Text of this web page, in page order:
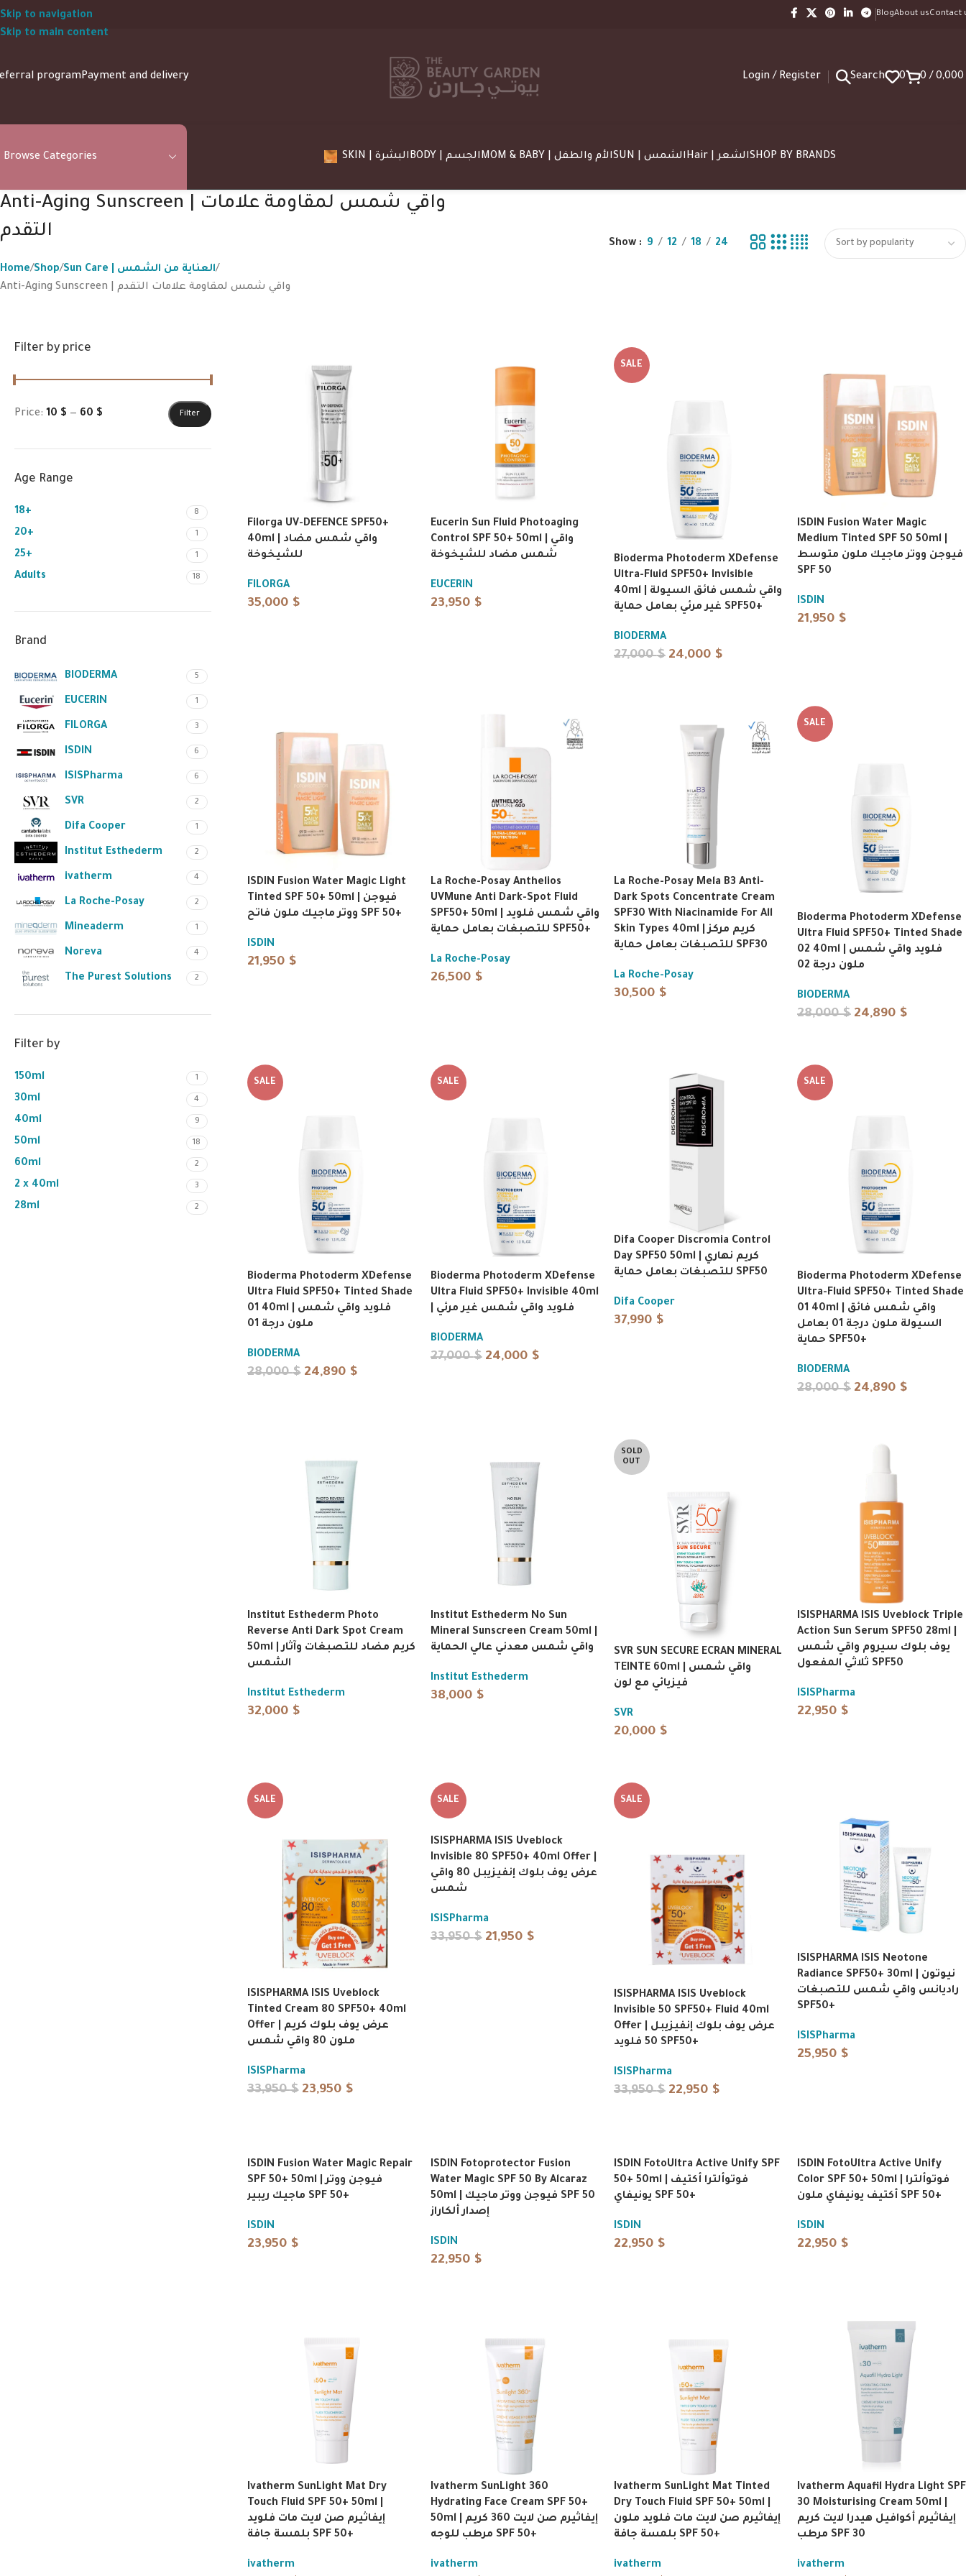
Skip to navigation
Skip to main content
BlogAbout usContact
programPayment and delivery Login / Register Search 0 0/ 0,000
Browse Categories SKIN | البشرة BODY | الجسم MOM & BABY | الأم والطفل SUN | الشمس Hair | الشعرSHOP BY BRANDS
Anti-Aging Sunscreen | واقي شمس لمقاومة علامات
التقدم
Home Shop
Sun Care | العناية من الشمس
Anti-Aging Sunscreen | واقي شمس لمقاومة علامات التقدم
Show 9 12 18 24
Filter by price
Filter
Price: 10 $ — 60 $
Age Range
18+ 8
20+ 1
25+ 1
Adults 18
Brand
BIODERMA 5
EUCERIN 1
FILORGA 3
ISDIN 6
ISISPharma 6
SVR 2
Difa Cooper 1
Institut Esthederm 2
ivatherm 4
La Roche-Posay 2
Mineaderm 1
Noreva 4
The Purest Solutions 2
Filter by
150ml 1
30ml 4
40ml 9
50ml 18
60ml 2
2 x 40ml 3
28ml 2
Filorga UV-DEFENCE SPF50+
40ml | واقي شمس مضاد
للشيخوخة
FILORGA
35,000 $
Eucerin Sun Fluid Photoaging
Control SPF 50+ 50ml | واقي
شمس مضاد للشيخوخة
EUCERIN
23,950 $
SALE
Bioderma Photoderm XDefense
Ultra-Fluid SPF50+ Invisible
40ml | واقي شمس فائق السيولة
غير مرئي بعامل حماية SPF50+
BIODERMA
27,000$ 24,000 $
ISDIN Fusion Water Magic
Medium Tinted SPF 50 50ml |
فيوجن ووتر ماجيك ملون متوسط
SPF 50
ISDIN
21,950 $
ISDIN Fusion Water Magic Light
Tinted SPF 50+ 50ml | فيوجن
ووتر ماجيك ملون فاتح SPF 50+
ISDIN
21,950 $
La Roche-Posay Anthelios
UVMune Anti Dark-Spot Fluid
SPF50+ 50ml | واقي شمس فلويد
للتصبغات بعامل حماية SPF50+
La Roche-Posay
26,500 $
La Roche-Posay Mela B3 Anti-
Dark Spots Concentrate Cream
SPF30 With Niacinamide For All
Skin Types 40ml | كريم مركز
للتصبغات بعامل حماية SPF30
La Roche-Posay
30,500 $
SALE
Bioderma Photoderm XDefense
Ultra Fluid SPF50+ Tinted Shade
02 40ml | فلويد واقي شمس
ملون درجة 02
BIODERMA
28,000$ 24,890 $
SALE
Bioderma Photoderm XDefense
Ultra Fluid SPF50+ Tinted Shade
01 40ml | فلويد واقي شمس
ملون درجة 01
BIODERMA
28,000$ 24,890 $
SALE
Bioderma Photoderm XDefense
Ultra Fluid SPF50+ Invisible 40ml
| فلويد واقي شمس غير مرئي
BIODERMA
27,000$ 24,000 $
Difa Cooper Discromia Control
Day SPF50 50ml | كريم نهاري
للتصبغات بعامل حماية SPF50
Difa Cooper
37,990 $
SALE
Bioderma Photoderm XDefense
Ultra-Fluid SPF50+ Tinted Shade
01 40ml | واقي شمس فائق
السيولة ملون درجة 01 بعامل
حماية SPF50+
BIODERMA
28,000$ 24,890 $
Institut Esthederm Photo
Reverse Anti Dark Spot Cream
50ml | كريم مضاد للتصبغات وآثار
الشمس
Institut Esthederm
32,000 $
Institut Esthederm No Sun
Mineral Sunscreen Cream 50ml |
واقي شمس معدني عالي الحماية
Institut Esthederm
38,000 $
SOLD
OUT
SVR SUN SECURE ECRAN MINERAL
TEINTE 60ml | واقي شمس
فيزيائي مع لون
SVR
20,000 $
ISISPHARMA ISIS Uveblock Triple
Action Sun Serum SPF50 28ml |
يوف بلوك سيروم واقي شمس
ثلاثي المفعول SPF50
ISISPharma
22,950 $
SALE
ISISPHARMA ISIS Uveblock
Tinted Cream 80 SPF50+ 40ml
Offer | عرض يوف بلوك كريم
ملون 80 واقي شمس
ISISPharma
33,950$ 23,950 $
SALE
ISISPHARMA ISIS Uveblock
Invisible 80 SPF50+ 40ml Offer |
عرض يوف بلوك إنفيزيبل 80 واقي
شمس
ISISPharma
33,950$ 21,950 $
SALE
ISISPHARMA ISIS Uveblock
Invisible 50 SPF50+ Fluid 40ml
Offer | عرض يوف بلوك إنفيزيبل
50 فلويد SPF50+
ISISPharma
33,950$ 22,950 $
ISISPHARMA ISIS Neotone
Radiance SPF50+ 30ml | نيوتون
راديانس واقي شمس للتصبغات
SPF50+
ISISPharma
25,950 $
ISDIN Fusion Water Magic Repair
SPF 50+ 50ml | فيوجن ووتر
ماجيك ريبير SPF 50+
ISDIN
23,950 $
ISDIN Fotoprotector Fusion
Water Magic SPF 50 By Alcaraz
50ml | فيوجن ووتر ماجيك SPF 50
إصدار ألكاراز
ISDIN
22,950 $
ISDIN FotoUltra Active Unify SPF
50+ 50ml | فوتوألترا أكتيف
يونيفاي SPF 50+
ISDIN
22,950 $
ISDIN FotoUltra Active Unify
Color SPF 50+ 50ml | فوتوألترا
أكتيف يونيفاي ملون SPF 50+
ISDIN
22,950 $
Ivatherm SunLight Mat Dry
Touch Fluid SPF 50+ 50ml |
إيفاثيرم صن لايت مات فلويد
بلمسة جافة SPF 50+
ivatherm
Ivatherm SunLight 360
Hydrating Face Cream SPF 50+
50ml | إيفاثيرم صن لايت 360 كريم
مرطب للوجه SPF 50+
ivatherm
Ivatherm SunLight Mat Tinted
Dry Touch Fluid SPF 50+ 50ml |
إيفاثيرم صن لايت مات فلويد ملون
بلمسة جافة SPF 50+
ivatherm
Ivatherm Aquafil Hydra Light SPF
30 Moisturising Cream 50ml |
إيفاثيرم أكوافيل هيدرا لايت كريم
مرطب SPF 30
ivatherm